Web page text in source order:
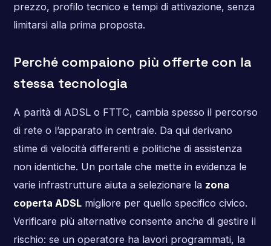
prezzo, profilo tecnico e tempi di attivazione, senza
limitarsi alla prima proposta.
Perché compaiono più offerte con la
stessa tecnologia
A parità di ADSL o FTTC, cambia spesso il percorso
di rete o l’apparato in centrale. Da qui derivano
stime di velocità differenti e politiche di assistenza
non identiche. Un portale che mette in evidenza le
varie infrastrutture aiuta a selezionare la zona
coperta ADSLmigliore per quello specifico civico.
Verificare più alternative consente anche di gestire il
rischio: se un operatore ha lavori programmati, la